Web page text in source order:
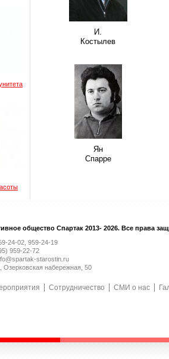
И.
Костылев
Ян
Спарре
общество Спартак 2013- 2026. Все права
24-02, 959-24-19
959-22-72
starostin.ru
Озерковская набережная, 50
Сотрудничество СМИ о нас